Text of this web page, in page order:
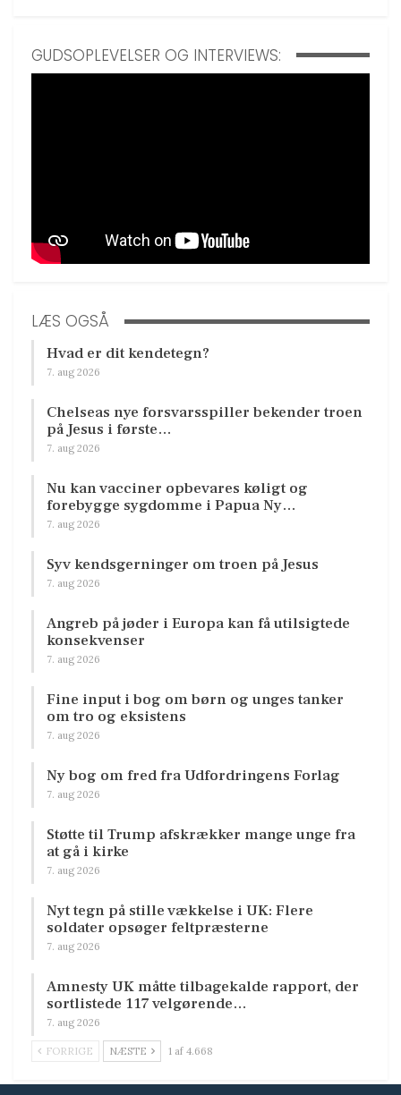
GUDSOPLEVELSER OG INTERVIEWS:
LÆS OGSÅ
Hvad er dit kendetegn?
7. aug 2026
Chelseas nye forsvarsspiller bekender troen
på Jesus i første…
7. aug 2026
Nu kan vacciner opbevares køligt og
forebygge sygdomme i Papua Ny…
7. aug 2026
Syv kendsgerninger om troen på Jesus
7. aug 2026
Angreb på jøder i Europa kan få utilsigtede
konsekvenser
7. aug 2026
Fine input i bog om børn og unges tanker
om tro og eksistens
7. aug 2026
Ny bog om fred fra Udfordringens Forlag
7. aug 2026
Støtte til Trump afskrækker mange unge fra
at gå i kirke
7. aug 2026
Nyt tegn på stille vækkelse i UK: Flere
soldater opsøger feltpræsterne
7. aug 2026
Amnesty UK måtte tilbagekalde rapport, der
sortlistede 117 velgørende…
7. aug 2026
FORRIGE NÆSTE 1 af 4.668